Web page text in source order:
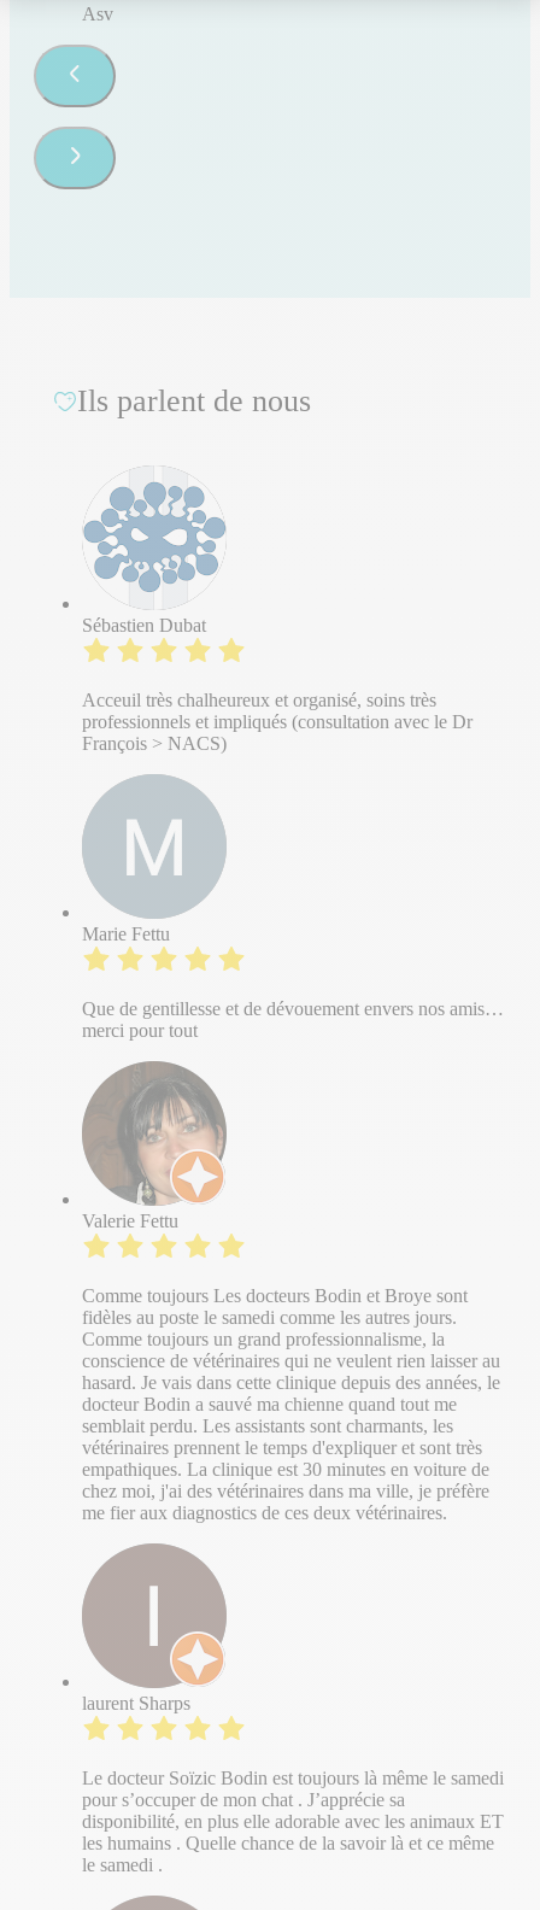
Asv
Ils parlent de nous
Sébastien Dubat
Acceuil très chalheureux et organisé, soins très
professionnels et impliqués (consultation avec le Dr
François > NACS)
Marie Fettu
Que de gentillesse et de dévouement envers nos amis…
merci pour tout
Valerie Fettu
Comme toujours Les docteurs Bodin et Broye sont
fidèles au poste le samedi comme les autres jours.
Comme toujours un grand professionnalisme, la
conscience de vétérinaires qui ne veulent rien laisser au
hasard. Je vais dans cette clinique depuis des années, le
docteur Bodin a sauvé ma chienne quand tout me
semblait perdu. Les assistants sont charmants, les
vétérinaires prennent le temps d'expliquer et sont très
empathiques. La clinique est 30 minutes en voiture de
chez moi, j'ai des vétérinaires dans ma ville, je préfère
me fier aux diagnostics de ces deux vétérinaires.
laurent Sharps
Le docteur Soïzic Bodin est toujours là même le samedi
pour s’occuper de mon chat . J’apprécie sa
disponibilité, en plus elle adorable avec les animaux ET
les humains . Quelle chance de la savoir là et ce même
le samedi .